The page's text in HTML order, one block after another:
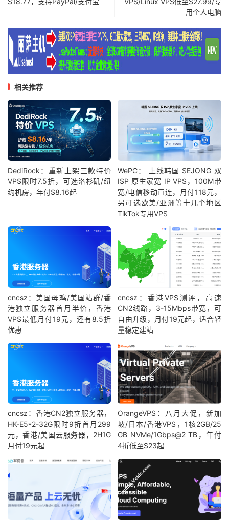
用个人电脑
相关推荐
DediRock：重新上架三款特价
VPS限时7.5折，可选洛杉矶/纽
约机房，年付$8.16起
WePC： 上线韩国 SEJONG 双
ISP 原生家宽 IP VPS，100M带
宽/电信移动直连，月付118元，
另可选欧美/亚洲等十几个地区
TikTok专用VPS
cncsz：美国母鸡/美国站群/香
港独立服务器首月半价，香港
VPS最低月付19元，还有8.5折
优惠
cncsz：香港VPS测评，高速
CN2线路，3-15Mbps带宽，可
自由升级，月付19元起，适合轻
量稳定建站
cncsz：香港CN2独立服务器，
HK-E5*2-32G限时9折首月299
元，香港/美国云服务器，2H1G
月付19元起
OrangeVPS：八月大促，新加
坡/日本/香港VPS，1核2GB/25
GB NVMe/1Gbps@2 TB，年付
4折低至$23起